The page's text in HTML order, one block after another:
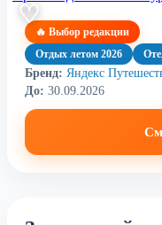
♡
🔥 Выбор редакции
Отдых летом 2026
Бренд: Яндекс
До: 30.09.2026